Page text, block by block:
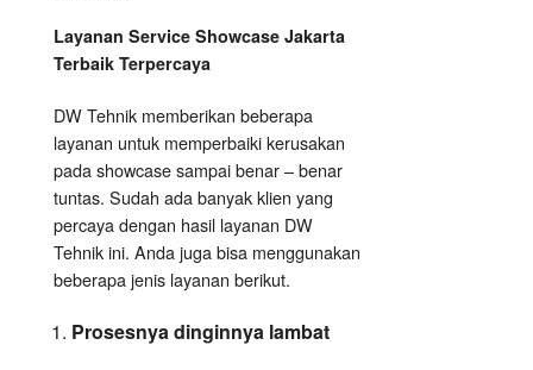
Layanan Service Showcase Jakarta
Terbaik Terpercaya
DW Tehnik memberikan beberapa
layanan untuk memperbaiki kerusakan
pada showcase sampai benar – benar
tuntas. Sudah ada banyak klien yang
percaya dengan hasil layanan DW
Tehnik ini. Anda juga bisa menggunakan
beberapa jenis layanan berikut.
Prosesnya dinginnya lambat